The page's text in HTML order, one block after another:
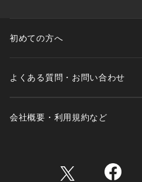
初めての方へ
よくある質問・お問い合わせ
会社概要・利用規約など